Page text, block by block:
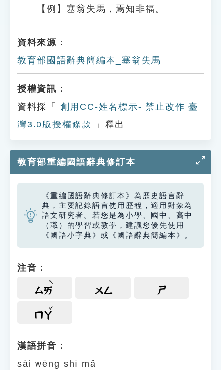
【例】塞翁失馬，焉知非福。
資料來源：
教育部國語辭典簡編本_塞翁失馬
授權資訊：
資料採「
創用CC-姓名標示- 禁止改作 臺
灣3.0版授權條款
」釋出
教育部重編國語辭典修訂本
《重編國語辭典修訂本》為歷史語言辭
典，主要記錄語言使用歷程，適用對象為
語文研究者。若您是為小學、國中、高中
（職）的學習或教學，建議您優先使用
《國語小字典》或《國語辭典簡編本》。
注音：
ㄙㄞ ㄨㄥ ㄕ
ㄇㄚ
漢語拼音：
sài wēng shī mǎ